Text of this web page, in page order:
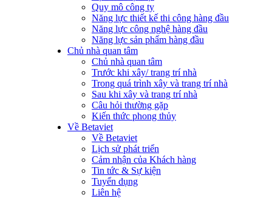
Quy mô công ty
Năng lực thiết kế thi công hàng đầu
Năng lực công nghệ hàng đầu
Năng lực sản phẩm hàng đầu
Chủ nhà quan tâm
Chủ nhà quan tâm
Trước khi xây/ trang trí nhà
Trong quá trình xây và trang trí nhà
Sau khi xây và trang trí nhà
Câu hỏi thường gặp
Kiến thức phong thủy
Về Betaviet
Về Betaviet
Lịch sử phát triển
Cảm nhận của Khách hàng
Tin tức & Sự kiện
Tuyển dụng
Liên hệ